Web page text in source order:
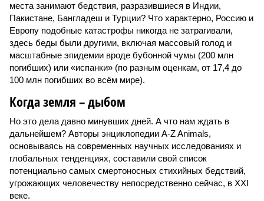
места занимают бедствия, разразившиеся в Индии,
Пакистане, Бангладеш и Турции? Что характерно, Россию и
Европу подобные катастрофы никогда не затрагивали,
здесь беды были другими, включая массовый голод и
масштабные эпидемии вроде бубонной чумы (200 млн
погибших) или «испанки» (по разным оценкам, от 17,4 до
100 млн погибших во всём мире).
Когда земля – дыбом
Но это дела давно минувших дней. А что нам ждать в
дальнейшем? Авторы энциклопедии A-Z Animals,
основываясь на современных научных исследованиях и
глобальных тенденциях, составили свой список
потенциально самых смертоносных стихийных бедствий,
угрожающих человечеству непосредственно сейчас, в XXI
веке.